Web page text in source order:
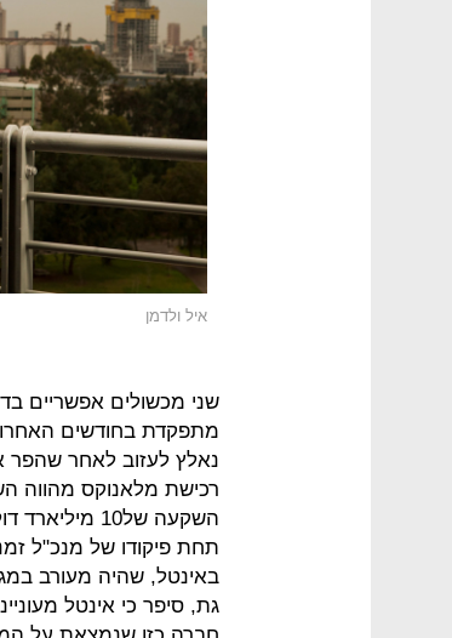
איל ולדמן
שני מכשולים אפשריים
מתפקדת בחודשים
נאלץ לעזוב לאחר שהפר
רכישת מלאנוקס מהווה
תחת פיקודו של מנכ"ל
באינטל, שהיה מעורב
גת, סיפר כי אינטל